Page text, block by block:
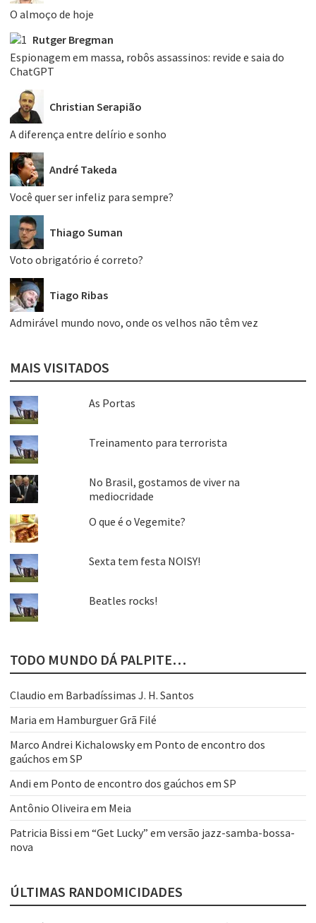
O almoço de hoje
Rutger Bregman
Espionagem em massa, robôs assassinos: revide e saia do
ChatGPT
Christian Serapião
A diferença entre delírio e sonho
André Takeda
Você quer ser infeliz para sempre?
Thiago Suman
Voto obrigatório é correto?
Tiago Ribas
Admirável mundo novo, onde os velhos não têm vez
MAIS VISITADOS
As Portas
Treinamento para terrorista
No Brasil, gostamos de viver na
mediocridade
O que é o Vegemite?
Sexta tem festa NOISY!
Beatles rocks!
TODO MUNDO DÁ PALPITE…
Claudio em Barbadíssimas J. H. Santos
Maria em Hamburguer Grã Filé
Marco Andrei Kichalowskyem Ponto de encontro dos
gaúchos em SP
Andi em Ponto de encontro dos gaúchos em SP
Antônio Oliveira em Meia
Patricia Bissi em “Get Lucky” em versão jazz-samba-bossa-
nova
ÚLTIMAS RANDOMICIDADES